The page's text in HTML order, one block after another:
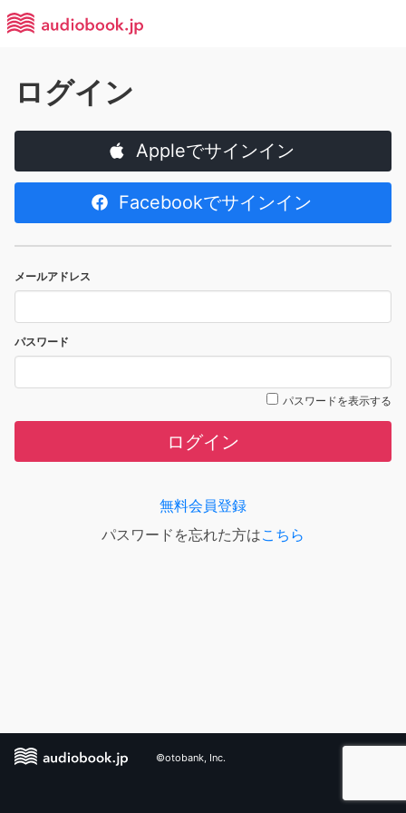
ログイン
Appleでサインイン
Facebookでサインイン
メールアドレス
パスワード
パスワードを表示する
ログイン
無料会員登録
パスワードを忘れた方はこちら
©otobank, Inc.